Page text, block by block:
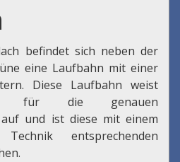
befindet sich neben der
eine Laufbahn mit einer
Diese Laufbahn weist
für die genauen
und ist diese mit einem
entsprechenden